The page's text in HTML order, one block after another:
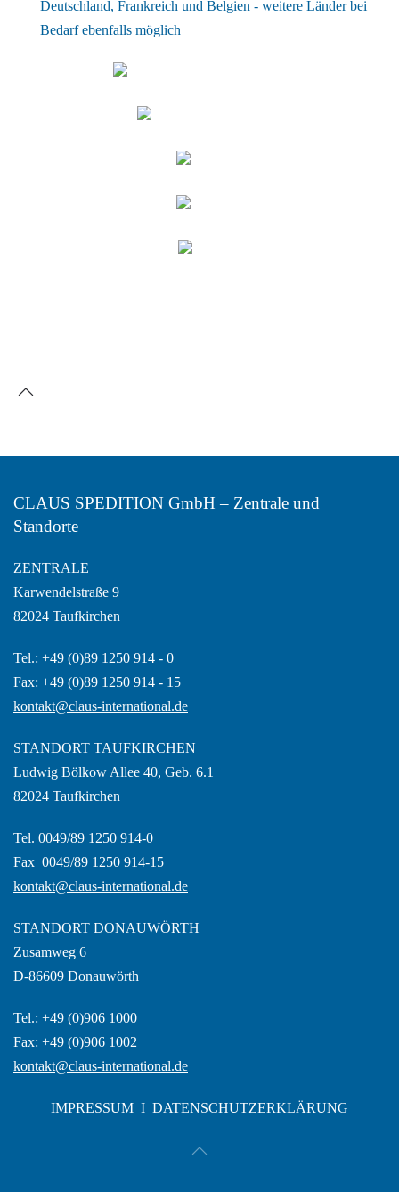
Deutschland, Frankreich und Belgien - weitere Länder bei
Bedarf ebenfalls möglich
CLAUS SPEDITION GmbH – Zentrale und
Standorte
ZENTRALE
Karwendelstraße 9
82024 Taufkirchen
Tel.: +49 (0)89 1250 914 - 0
Fax: +49 (0)89 1250 914 - 15
kontakt@claus-international.de
STANDORT TAUFKIRCHEN
Ludwig Bölkow Allee 40, Geb. 6.1
82024 Taufkirchen
Tel. 0049/89 1250 914-0
Fax 0049/89 1250 914-15
kontakt@claus-international.de
STANDORT DONAUWÖRTH
Zusamweg 6
D-86609 Donauwörth
Tel.: +49 (0)906 1000
Fax: +49 (0)906 1002
kontakt@claus-international.de
IMPRESSUM I DATENSCHUTZERKLÄRUNG